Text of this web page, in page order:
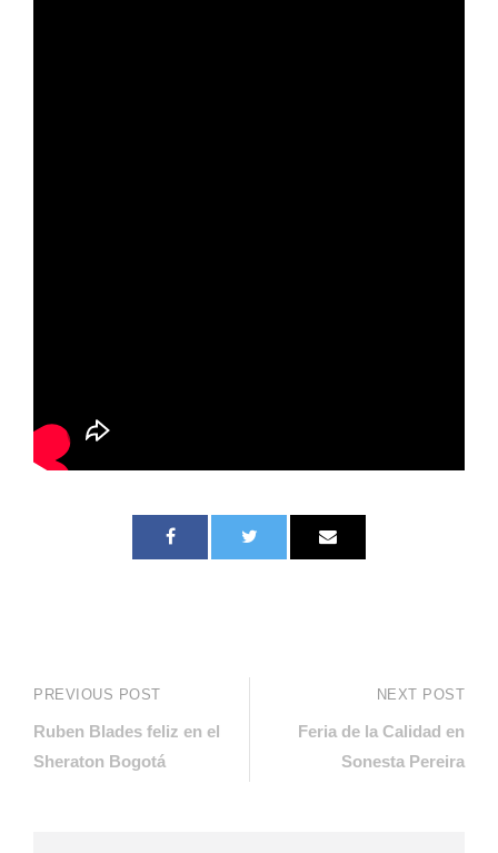
PREVIOUS POST
Ruben Blades feliz en el
Sheraton Bogotá
NEXT POST
Feria de la Calidad en
Sonesta Pereira